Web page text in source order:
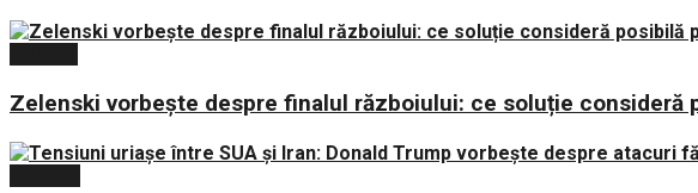
Zelenski vorbește despre finalul războiului: ce soluție consideră